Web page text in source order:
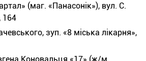
(маг. «Панасонік»), вул. С.
164
зуп. «8 міська лікарня»,
Коновальця «17» (ж/м